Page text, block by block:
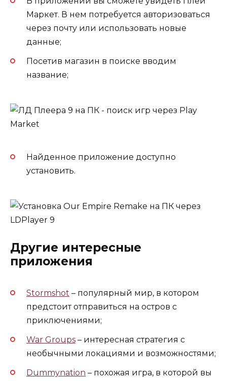
Маркет. В нем потребуется авторизоваться
через почту или использовать новые
данные;
Посетив магазин в поиске вводим
название;
Найденное приложение доступно
установить.
Другие интересные
приложения
Stormshot – популярный мир, в котором
предстоит отправиться на остров с
приключениями;
War Groups – интересная стратегия с
необычными локациями и возможностями;
Dummynation – похожая игра, в которой вы